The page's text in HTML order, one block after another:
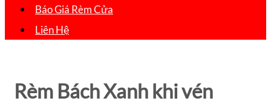
Báo Giá Rèm Cửa
Liên Hệ
Rèm Bách Xanh khi vén